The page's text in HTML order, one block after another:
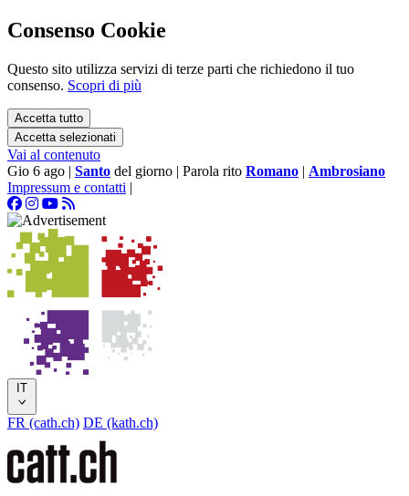
Consenso Cookie
Questo sito utilizza servizi di terze parti che richiedono il tuo
consenso. Scopri di più
Accetta tutto
Accetta selezionati
Vai al contenuto
Gio 6 ago | Santo del giorno | Parola rito Romano | Ambrosiano
Impressum e contatti |
IT
FR (cath.ch) DE (kath.ch)